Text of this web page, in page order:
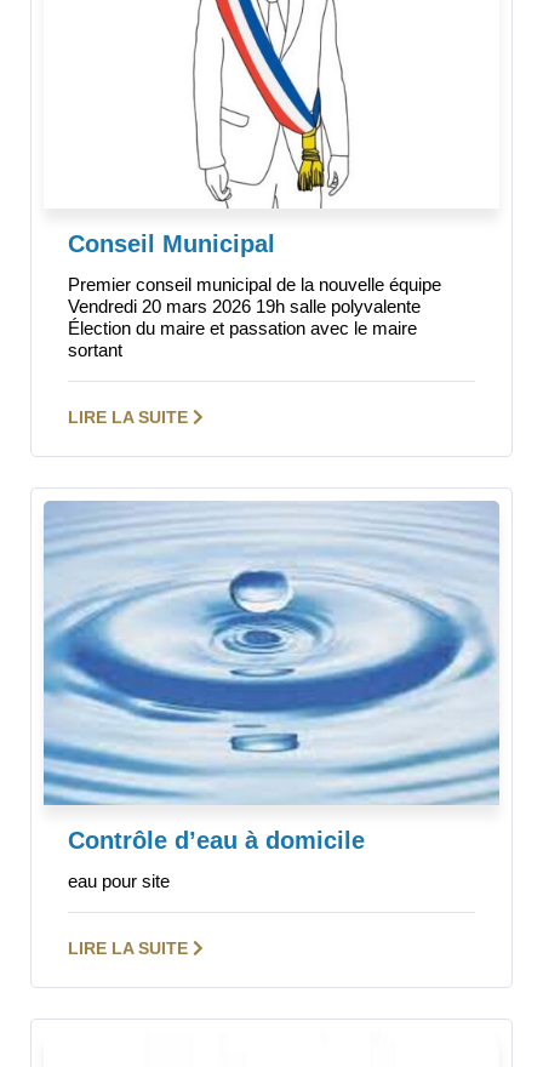
Conseil Municipal
Premier conseil municipal de la nouvelle équipe
Vendredi 20 mars 2026 19h salle polyvalente
Élection du maire et passation avec le maire
sortant
LIRE LA SUITE
Contrôle d’eau à domicile
eau pour site
LIRE LA SUITE